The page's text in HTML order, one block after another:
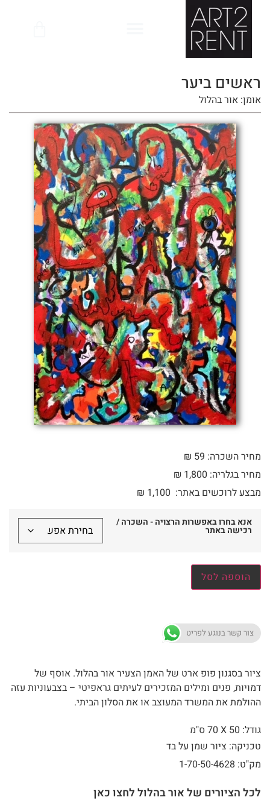
ראשים ביער
אומן: אור בהלול
מחיר השכרה: 59 ₪
מחיר בגלריה: 1,800 ₪
מבצע לרוכשים באתר:
₪ 1,100
אנא בחרו באפשרות הרצויה - השכרה /
רכישה באתר
הוספה לסל
צור קשר בנוגע לפריט
ציור בסגנון פופ ארט של האמן הצעיר אור בהלול. אוסף של
דמויות, פנים ומילים המזכירים לעיתים גראפיטי – בצבעוניות עזה
ההולמת את המשרד המעוצב או את הסלון הביתי.
גודל: 50 X
70 ס"מ
טכניקה: ציור שמן על בד
מק"ט: 1-70-50-4628
לכל הציורים של אור בהלול לחצו כאן